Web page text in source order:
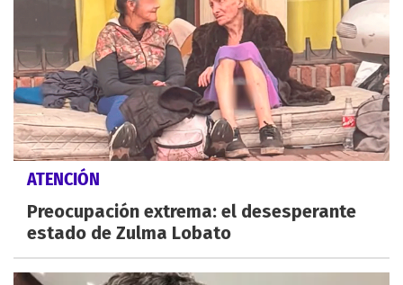
ATENCIÓN
Preocupación extrema: el desesperante
estado de Zulma Lobato